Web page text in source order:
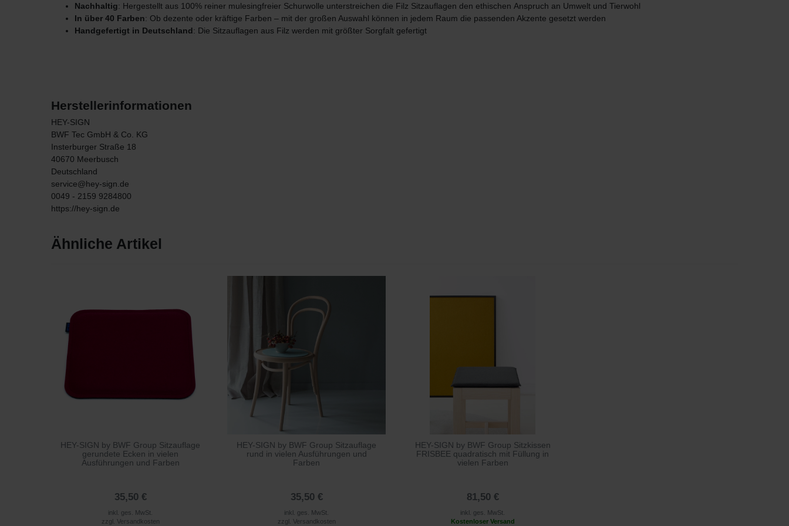
Nachhaltig: Hergestellt aus 100% reiner mulesingfreier Schurwolle unterstreichen die Filz Sitzauflagen den ethischen Anspruch an Umwelt und Tierwohl
In über 40 Farben: Ob dezente oder kräftige Farben – mit der großen Auswahl können in jedem Raum die passenden Akzente gesetzt werden
Handgefertigt in Deutschland: Die Sitzauflagen aus Filz werden mit größter Sorgfalt gefertigt
Herstellerinformationen
HEY-SIGN
BWF Tec GmbH & Co. KG
Insterburger Straße 18
40670 Meerbusch
Deutschland
service@hey-sign.de
0049 - 2159 9284800
https://hey-sign.de
Ähnliche Artikel
HEY-SIGN by BWF Group Sitzauflage
gerundete Ecken in vielen
Ausführungen und Farben
35,50 €
inkl. ges. MwSt.
zzgl. Versandkosten
HEY-SIGN by BWF Group Sitzauflage
rund in vielen Ausführungen und
Farben
35,50 €
inkl. ges. MwSt.
zzgl. Versandkosten
HEY-SIGN by BWF Group Sitzkissen
FRISBEE quadratisch mit Füllung in
vielen Farben
81,50 €
inkl. ges. MwSt.
Kostenloser Versand